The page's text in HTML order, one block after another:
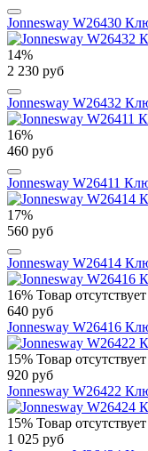
Jonnesway W26430
14%
2 230 руб
Jonnesway W26432
16%
460 руб
Jonnesway W26411
17%
560 руб
Jonnesway W26414
16% Товар отсутствует
640 руб
Jonnesway W26416
15% Товар отсутствует
920 руб
Jonnesway W26422
15% Товар отсутствует
1 025 руб